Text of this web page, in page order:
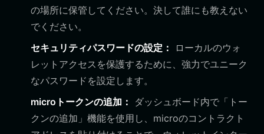
の場所に保管してください。決して誰にも教えない
でください。
セキュリティパスワードの設定：
ローカルのウォ
レットアクセスを保護するために、強力でユニーク
なパスワードを設定します。
microトークンの追加：
ダッシュボード内で「トー
クンの追加」機能を使用し、microのコントラクト